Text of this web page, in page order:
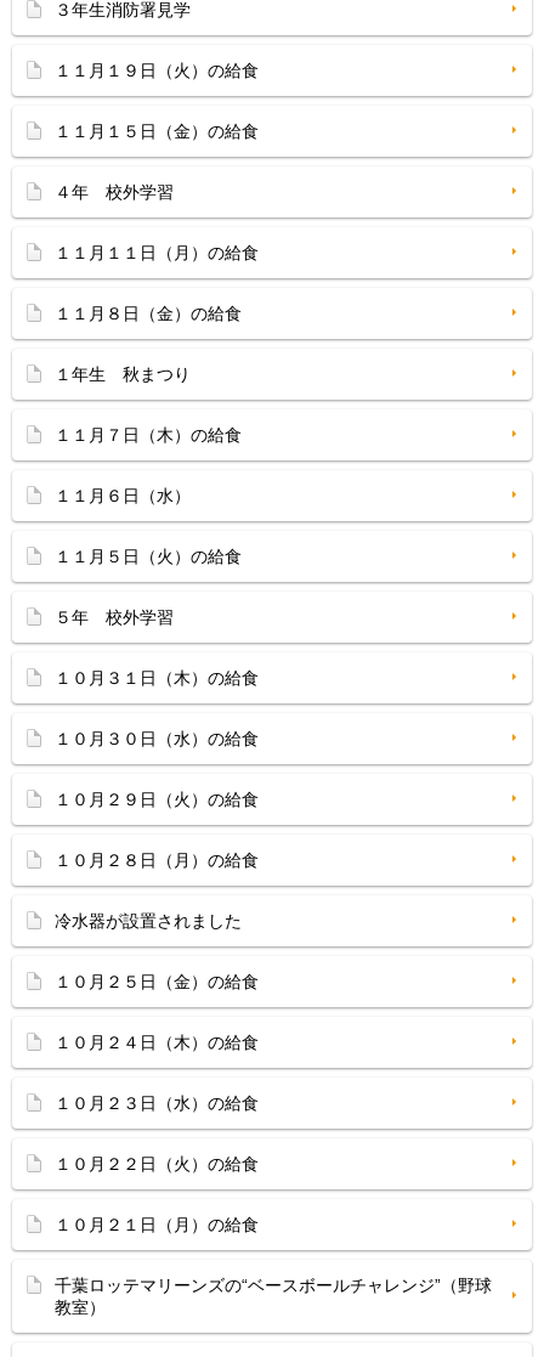
３年生消防署見学
１１月１９日（火）の給食
１１月１５日（金）の給食
４年 校外学習
１１月１１日（月）の給食
１１月８日（金）の給食
１年生 秋まつり
１１月７日（木）の給食
１１月６日（水）
１１月５日（火）の給食
５年 校外学習
１０月３１日（木）の給食
１０月３０日（水）の給食
１０月２９日（火）の給食
１０月２８日（月）の給食
冷水器が設置されました
１０月２５日（金）の給食
１０月２４日（木）の給食
１０月２３日（水）の給食
１０月２２日（火）の給食
１０月２１日（月）の給食
千葉ロッテマリーンズの“ベースボールチャレンジ”（野球
教室）